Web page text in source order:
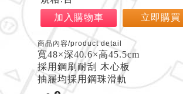
加入購物車
立即購買
商品內容/product detail
寬48×深40.6×高45.5cm
採用鋼刷耐刮 木心板
抽屜均採用鋼珠滑軌